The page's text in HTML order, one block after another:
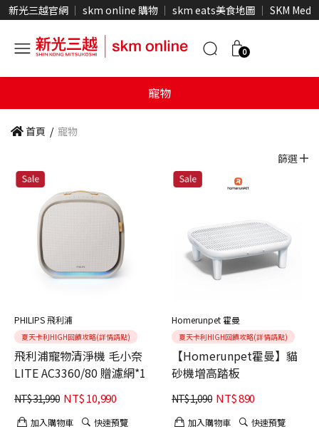
新光三越官網 skm online 購物 skm eats美食地圖 SKM Media
0
寵物
首頁 / 寵物
篩選
PHILIPS 飛利浦
夏天卡利HIGH回饋攻略(詳情請點)
飛利浦寵物清淨機 毛小奈
LITE AC3360/80 贈濾網*1
NT$31,990 NT$10,990
加入購物車 快速預覽
Homerunpet 霍曼
夏天卡利HIGH回饋攻略(詳情請點)
【Homerunpet霍曼】貓
砂機增高踏板
NT$1,090 NT$890
加入購物車 快速預覽